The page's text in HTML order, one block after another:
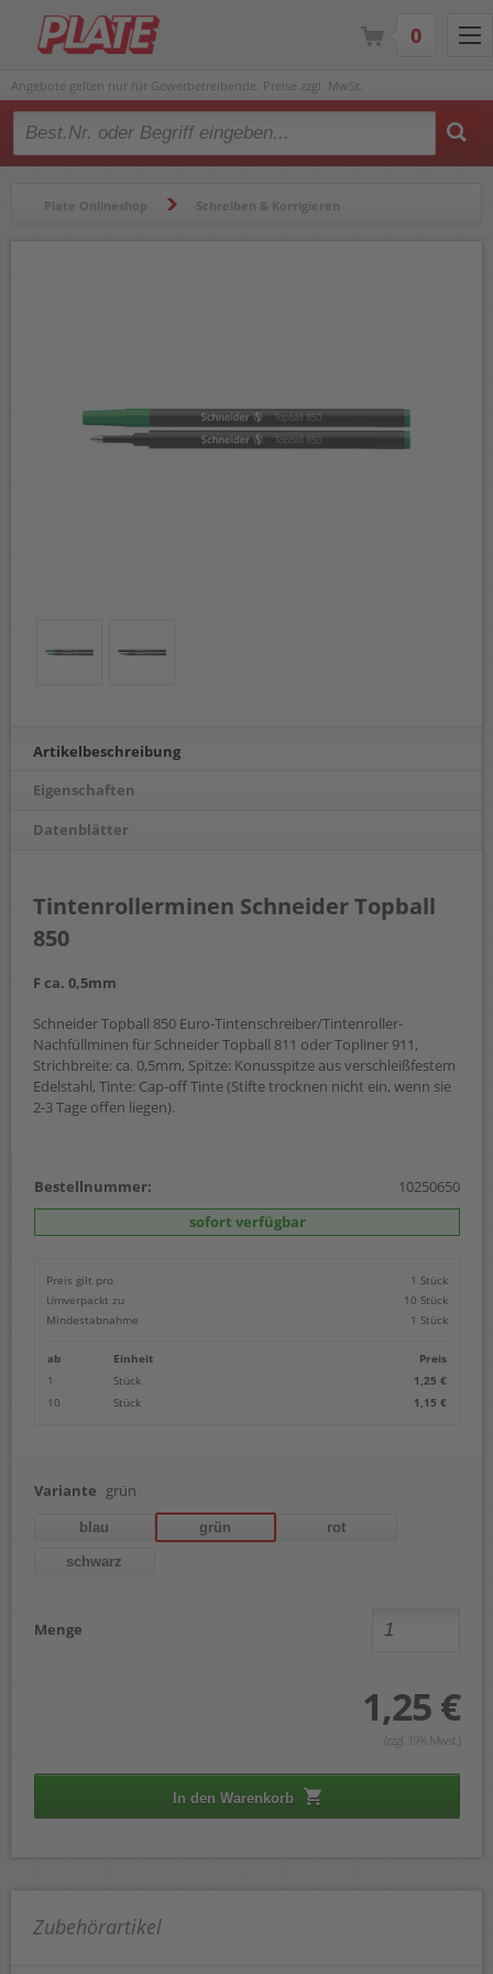
Angebote gelten nur für Gewerbetreibende. Preise zzgl. MwSt.
Type 2 or more characters for results.
Plate Onlineshop Schreiben & Korrigieren
Artikelbeschreibung
Eigenschaften
Datenblätter
Tintenrollerminen Schneider Topball
850
F ca. 0,5mm
Schneider Topball 850 Euro-Tintenschreiber/Tintenroller-
Nachfüllminen für Schneider Topball 811 oder Topliner 911,
Strichbreite: ca. 0,5mm, Spitze: Konusspitze aus verschleißfestem
Edelstahl, Tinte: Cap-off Tinte (Stifte trocknen nicht ein, wenn sie
2-3 Tage offen liegen).
Bestellnummer:
10250650
sofort verfügbar
Preis gilt pro
1 Stück
Umverpackt zu
10 Stück
Mindestabnahme
1 Stück
ab Einheit
Preis
1
Stück
1,25 €
10
Stück 1,15 €
Variante grün
blau grün rot
schwarz
Menge
1,25 €
(zzgl. 19% Mwst.)
In den Warenkorb
Zubehörartikel
0